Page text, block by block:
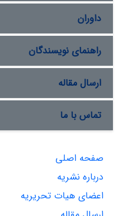
داوران
راهنمای نویسندگان
ارسال مقاله
تماس با ما
صفحه اصلی
درباره نشریه
اعضای هیات تحریریه